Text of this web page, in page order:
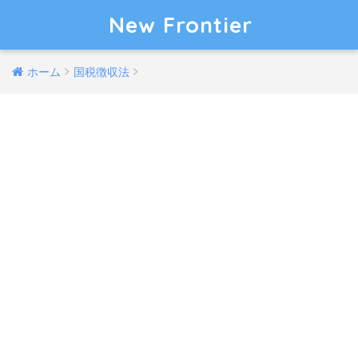
New Frontier
ホーム 国税徴収法